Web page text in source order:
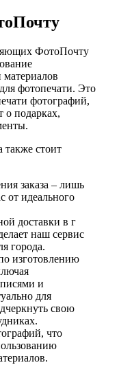
ФотоПочту
материалов
фотопечати. Это
фотографий,
о подарках,
также стоит
заказа – лишь
от идеального
доставки в г
наш сервис
города.
изготовлению
и
для
свою
что